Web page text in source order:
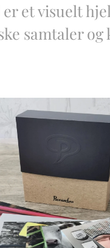
et visuelt
samtaler og